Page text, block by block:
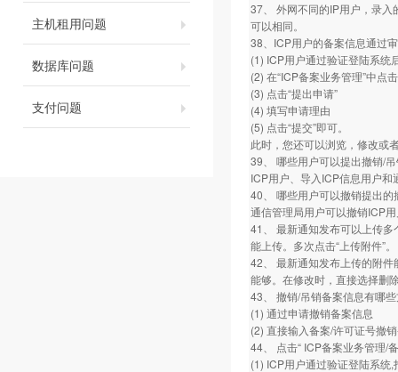
主机租用问题
数据库问题
支付问题
37、 外网不同的IP用户，录
可以相同。
38、ICP用户的备案信息通过
(1) ICP用户通过验证登陆系统
(2) 在“ICP备案业务管理”中点
(3) 点击“提出申请”
(4) 填写申请理由
(5) 点击“提交”即可。
此时，您还可以浏览，修改或
39、 哪些用户可以提出撤销/
ICP用户、导入ICP信息用户
40、 哪些用户可以撤销提出的
通信管理局用户可以撤销ICP
41、 最新通知发布可以上传
能上传。多次点击“上传附件”。
42、 最新通知发布上传的附件
能够。在修改时，直接选择删
43、 撤销/吊销备案信息有哪
(1) 通过申请撤销备案信息
(2) 直接输入备案/许可证号撤
44、 点击“ ICP备案业务管理/
(1) ICP用户通过验证登陆系统,